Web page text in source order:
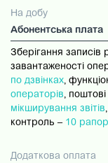
На добу
Абонентська плата
Зберігання записів
завантаженості
по дзвінках,
операторів, поштові
мікширування звітів
контроль – 10
Додаткова оплата